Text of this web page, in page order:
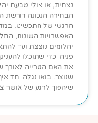
נצחית, או אולי טבעת
הבחירה הנכונה דורשת
הרגשי של התכשיט.
האפשרויות השונות,
יהלומים נוצצת ועד
פניה, כדי שתוכלו
את האם הטרייה לאורך
שנוצר. בואו נגלה יחד
שיהפוך לרגע של אושר